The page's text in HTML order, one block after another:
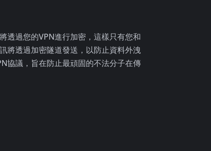
透過您的VPN進行加密，這樣只有您和
將透過加密隧道發送，以防止資料外洩
協議，旨在防止最頑固的不法分子在傳